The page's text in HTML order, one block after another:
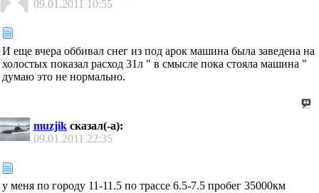
09.01.2011 10:55
И еще вчера оббивал снег из под арок машина была заведена на
холостых показал расход 31л " в смысле пока стояла машина "
думаю это не нормально.
muzjik сказал(-а):
09.01.2011 22:35
у меня по городу 11-11.5 по трассе 6.5-7.5 пробег 35000км